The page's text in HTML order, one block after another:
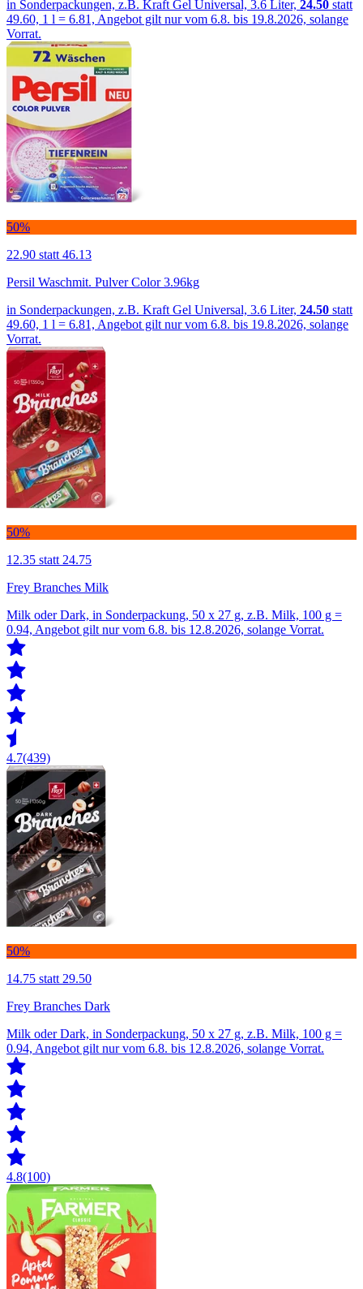
in Sonderpackungen, z.B. Kraft Gel Universal, 3.6 Liter, 24.50 statt
49.60, 1 l = 6.81, Angebot gilt nur vom 6.8. bis 19.8.2026, solange
Vorrat.
50%
22.90 statt 46.13
Persil Waschmit. Pulver Color 3.96kg
in Sonderpackungen, z.B. Kraft Gel Universal, 3.6 Liter, 24.50 statt
49.60, 1 l = 6.81, Angebot gilt nur vom 6.8. bis 19.8.2026, solange
Vorrat.
50%
12.35 statt 24.75
Frey Branches Milk
Milk oder Dark, in Sonderpackung, 50 x 27 g, z.B. Milk, 100 g =
0.94, Angebot gilt nur vom 6.8. bis 12.8.2026, solange Vorrat.
4.7(439)
50%
14.75 statt 29.50
Frey Branches Dark
Milk oder Dark, in Sonderpackung, 50 x 27 g, z.B. Milk, 100 g =
0.94, Angebot gilt nur vom 6.8. bis 12.8.2026, solange Vorrat.
4.8(100)